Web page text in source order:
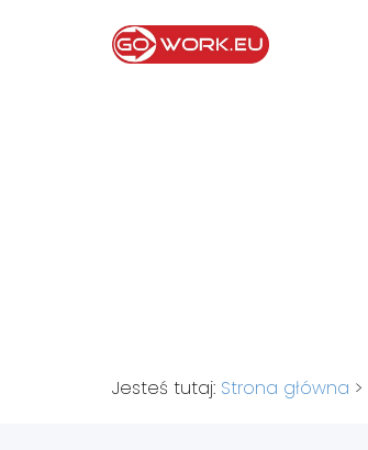
Jesteś tutaj: Strona główna >